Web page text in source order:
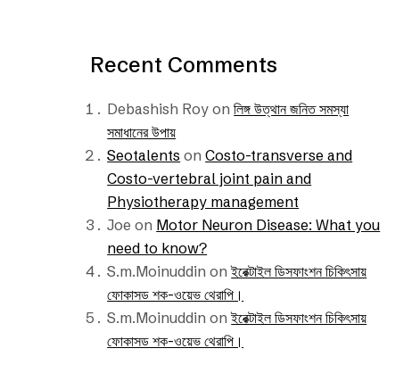
Recent Comments
Debashish Roy onলিঙ্গ উত্থান জনিত সমস্যা
সমাধানের উপায়
Seotalents onCosto-transverse and
Costo-vertebral joint pain and
Physiotherapy management
Joe on Motor Neuron Disease: What you
need to know?
S.m.Moinuddin onইরেক্টাইল ডিসফাংশন চিকিৎসায়
ফোকাসড শক-ওয়েভ থেরাপি।
S.m.Moinuddin onইরেক্টাইল ডিসফাংশন চিকিৎসায়
ফোকাসড শক-ওয়েভ থেরাপি।